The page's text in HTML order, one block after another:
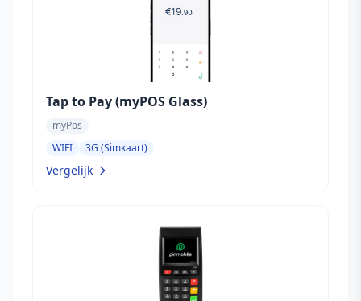
Tap to Pay (myPOS Glass)
myPos
WIFI
3G (Simkaart)
Vergelijk